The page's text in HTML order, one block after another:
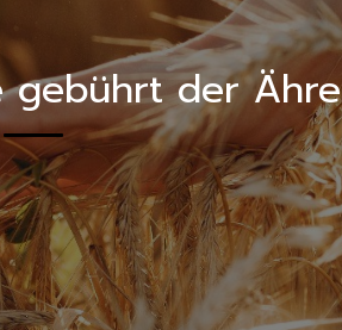
gebührt der Ähre